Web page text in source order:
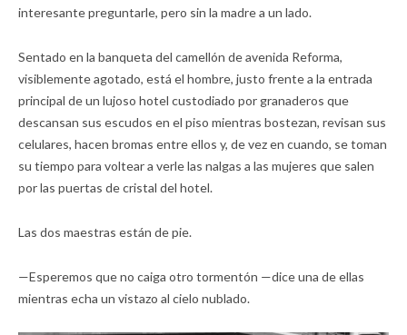
interesante preguntarle, pero sin la madre a un lado.
Sentado en la banqueta del camellón de avenida Reforma,
visiblemente agotado, está el hombre, justo frente a la entrada
principal de un lujoso hotel custodiado por granaderos que
descansan sus escudos en el piso mientras bostezan, revisan sus
celulares, hacen bromas entre ellos y, de vez en cuando, se toman
su tiempo para voltear a verle las nalgas a las mujeres que salen
por las puertas de cristal del hotel.
Las dos maestras están de pie.
—Esperemos que no caiga otro tormentón —dice una de ellas
mientras echa un vistazo al cielo nublado.